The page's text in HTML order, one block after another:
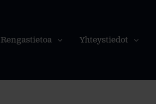
Rengastietoa Yhteystiedot